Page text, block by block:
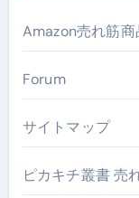
Amazon売れ筋
Forum
サイトマップ
ピカキチ叢書 売